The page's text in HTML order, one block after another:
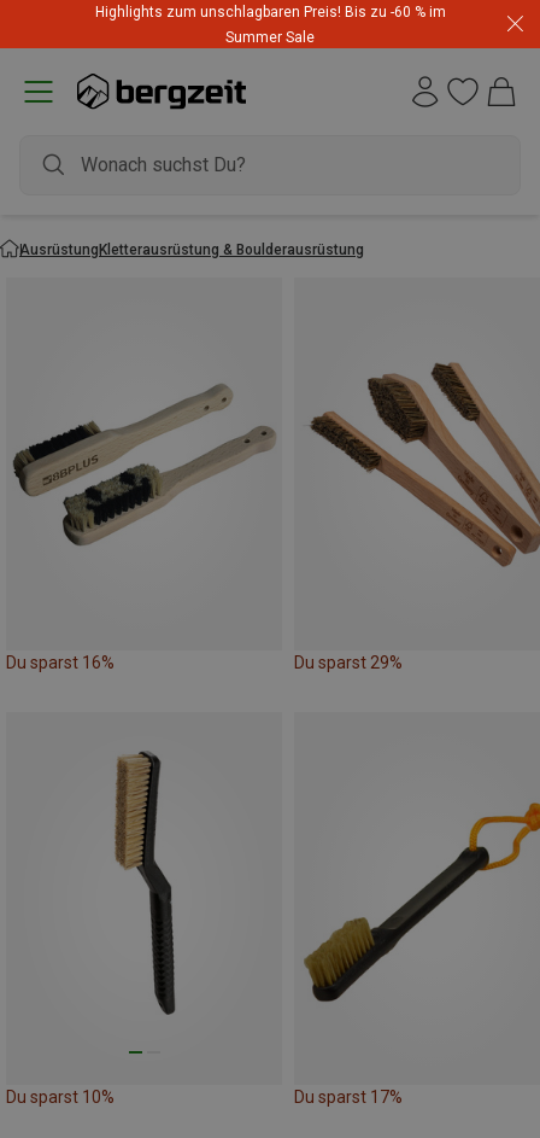
Highlights zum unschlagbaren Preis! Bis zu -60 % im
Summer Sale
AusrüstungKletterausrüstung & Boulderausrüstung
Du sparst 16% Du sparst 29%
Du sparst 10% Du sparst 17%